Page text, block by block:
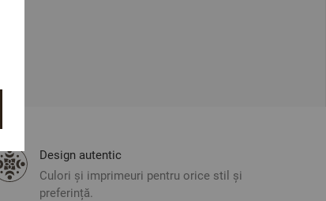
Design autentic
Culori și imprimeuri pentru orice stil și
preferință.